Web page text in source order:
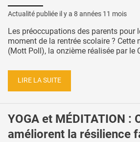
Actualité publiée il y a 8 années 11 mois
Les préoccupations des parents pour
moment de la rentrée scolaire ? Cette
(Mott Poll), la onzième réalisée par le
LIRE LA SUITE
YOGA et MÉDITATION :
améliorent la résilience